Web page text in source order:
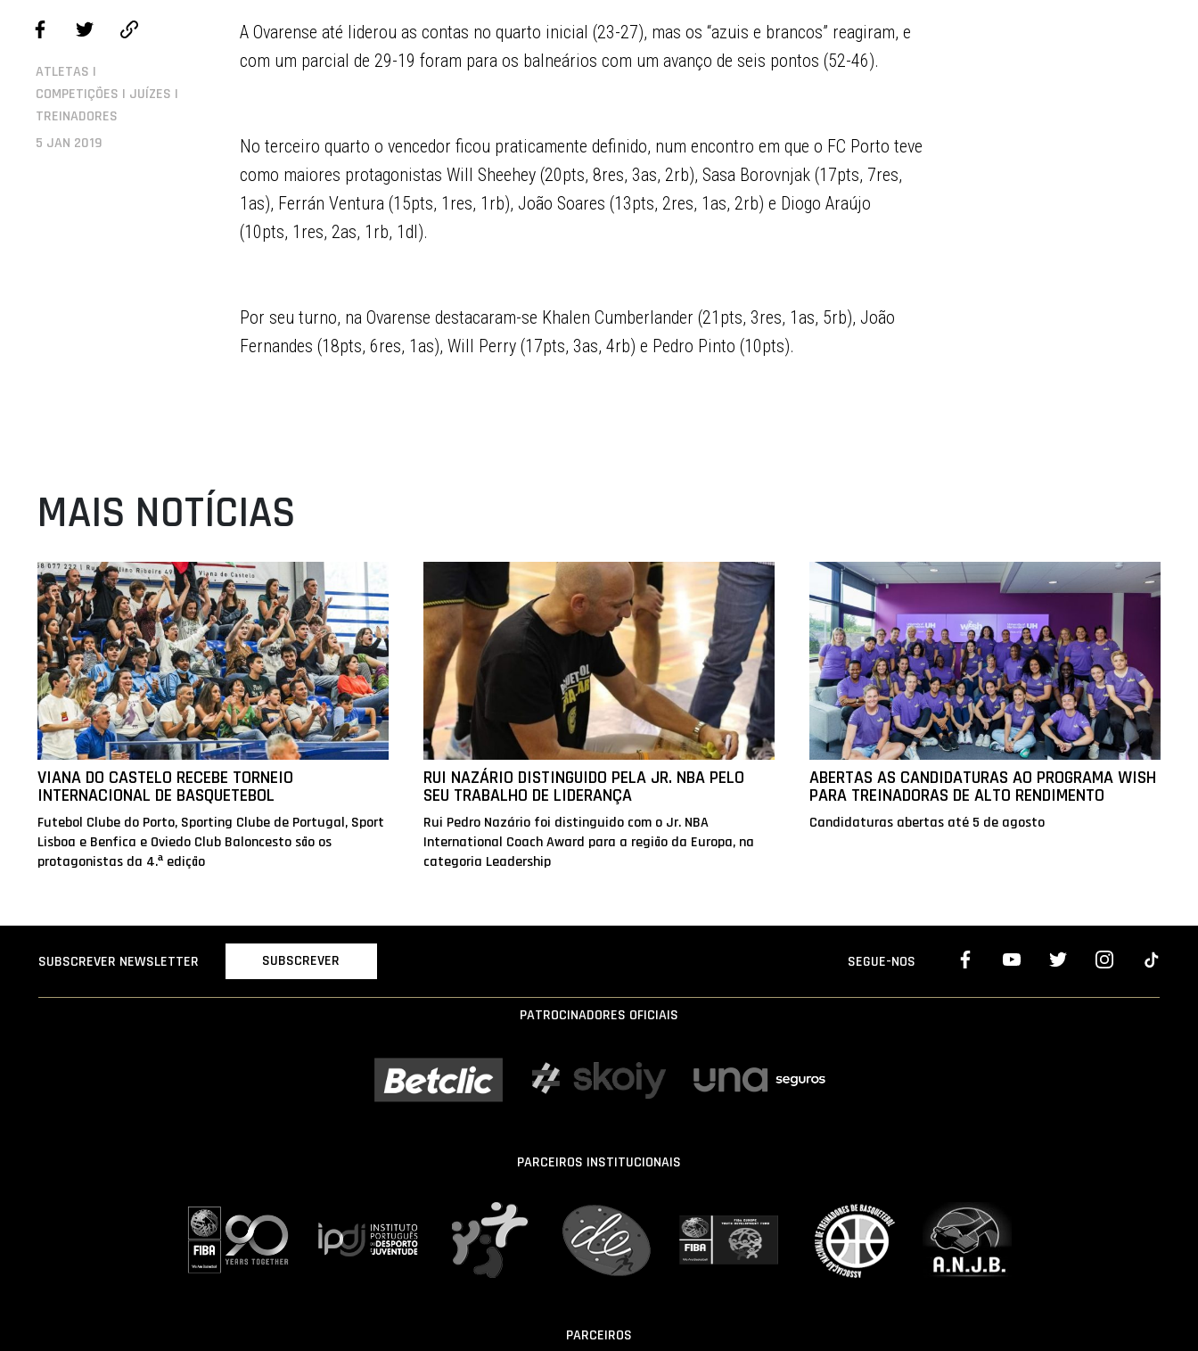
ATLETAS |
COMPETIÇÕES | JUÍZES |
TREINADORES
5 JAN 2019
A Ovarense até liderou as contas no quarto inicial (23-27), mas os “azuis e brancos” reagiram, e
com um parcial de 29-19 foram para os balneários com um avanço de seis pontos (52-46).
No terceiro quarto o vencedor ficou praticamente definido, num encontro em que o FC Porto teve
como maiores protagonistas Will Sheehey (20pts, 8res, 3as, 2rb), Sasa Borovnjak (17pts, 7res,
1as), Ferrán Ventura (15pts, 1res, 1rb), João Soares (13pts, 2res, 1as, 2rb) e Diogo Araújo
(10pts, 1res, 2as, 1rb, 1dl).
Por seu turno, na Ovarense destacaram-se Khalen Cumberlander (21pts, 3res, 1as, 5rb), João
Fernandes (18pts, 6res, 1as), Will Perry (17pts, 3as, 4rb) e Pedro Pinto (10pts).
MAIS NOTÍCIAS
VIANA DO CASTELO RECEBE TORNEIO
INTERNACIONAL DE BASQUETEBOL
Futebol Clube do Porto, Sporting Clube de Portugal, Sport
Lisboa e Benfica e Oviedo Club Baloncesto são os
protagonistas da 4.ª edição
RUI NAZÁRIO DISTINGUIDO PELA JR. NBA PELO
SEU TRABALHO DE LIDERANÇA
Rui Pedro Nazário foi distinguido com o Jr. NBA
International Coach Award para a região da Europa, na
categoria Leadership
ABERTAS AS CANDIDATURAS AO PROGRAMA WISH
PARA TREINADORAS DE ALTO RENDIMENTO
Candidaturas abertas até 5 de agosto
SUBSCREVER NEWSLETTER SUBSCREVER SEGUE-NOS
PATROCINADORES OFICIAIS
PARCEIROS INSTITUCIONAIS
PARCEIROS